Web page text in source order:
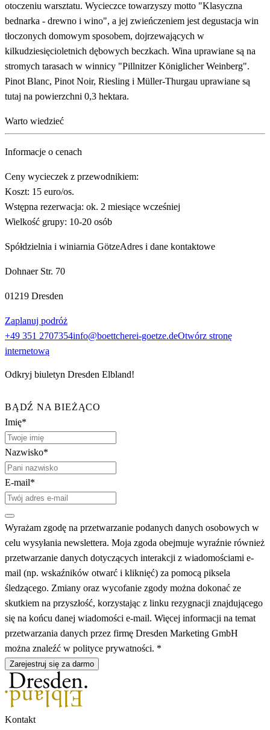
otoczeniu warsztatu. Wycieczce towarzyszy motto "Klasyczna
bednarka - drewno i wino", a jej zwieńczeniem jest degustacja win
tłoczonych domowym sposobem, dojrzewających w
kilkudziesięcioletnich dębowych beczkach. Wina uprawiane są na
stromych tarasach w winnicy "Pillnitzer Königlicher Weinberg".
Pinot Blanc, Pinot Noir, Riesling i Müller-Thurgau uprawiane są
tutaj na powierzchni 0,3 hektara.
Warto wiedzieć
Informacje o cenach
Ceny wycieczek z przewodnikiem:
Koszt: 15 euro/os.
Wstępna rezerwacja: ok. 2 miesiące wcześniej
Wielkość grupy: 10-20 osób
Spółdzielnia i winiarnia GötzeAdres i dane kontaktowe
Dohnaer Str. 70
01219 Dresden
Zaplanuj podróż
+49 351 2707354info@boettcherei-goetze.deOtwórz stronę
internetową
Odkryj biuletyn Dresden Elbland!
BĄDŹ NA BIEŻĄCO
Imię*
Nazwisko*
E-mail*
Wyrażam zgodę na przetwarzanie podanych danych osobowych w
celu wysyłania newslettera. Moja zgoda obejmuje wyraźnie również
przetwarzanie danych dotyczących interakcji z wiadomościami e-
mail (np. wskaźników otwarć i kliknięć) za pomocą piksela
śledzącego. Zmiany oraz wycofanie zgody można dokonać ze
skutkiem na przyszłość, korzystając z linku rezygnacji znajdującego
się na końcu danej wiadomości e-mail. Więcej informacji na temat
przetwarzania danych przez firmę Dresden Marketing GmbH
można znaleźć w polityce prywatności. *
Zarejestruj się za darmo
Kontakt